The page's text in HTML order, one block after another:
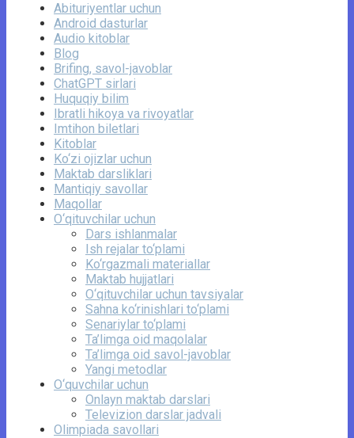
Abituriyentlar uchun
Android dasturlar
Audio kitoblar
Blog
Brifing, savol-javoblar
ChatGPT sirlari
Huquqiy bilim
Ibratli hikoya va rivoyatlar
Imtihon biletlari
Kitoblar
Ko‘zi ojizlar uchun
Maktab darsliklari
Mantiqiy savollar
Maqollar
O‘qituvchilar uchun
Dars ishlanmalar
Ish rejalar to‘plami
Ko‘rgazmali materiallar
Maktab hujjatlari
O‘qituvchilar uchun tavsiyalar
Sahna ko‘rinishlari to‘plami
Senariylar to‘plami
Ta’limga oid maqolalar
Ta’limga oid savol-javoblar
Yangi metodlar
O‘quvchilar uchun
Onlayn maktab darslari
Televizion darslar jadvali
Olimpiada savollari